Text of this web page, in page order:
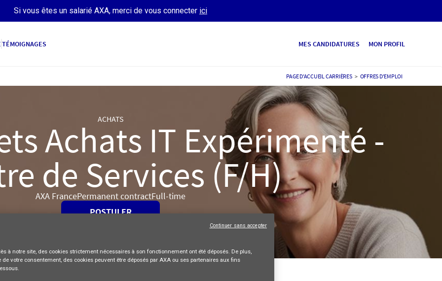
Si vous êtes un salarié AXA, merci de vous connecter ici
TÉMOIGNAGES MES CANDIDATURES MON PROFIL
PAGE D'ACCUEIL CARRIÈRES > OFFRES D'EMPLOI
ACHATS
Achats IT Expérimenté -
de Services (F/H)
AXA FrancePermanent contractFull-time
POSTULER
à notre site, des cookies strictement nécessaires à son fonctionnement ont été déposés. De plus,
de votre consentement, des cookies peuvent être déposés par AXA ou ses partenaires aux fins
Continuer sans accepter